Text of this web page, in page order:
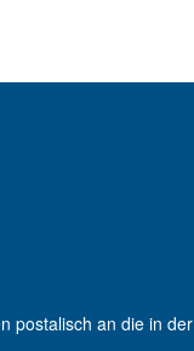
postalisch an die in der